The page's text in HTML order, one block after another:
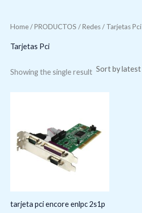
Home/PRODUCTOS /Redes/ Tarjetas Pci
Tarjetas Pci
Showing the single result
tarjeta pci encore enlpc 2s1p